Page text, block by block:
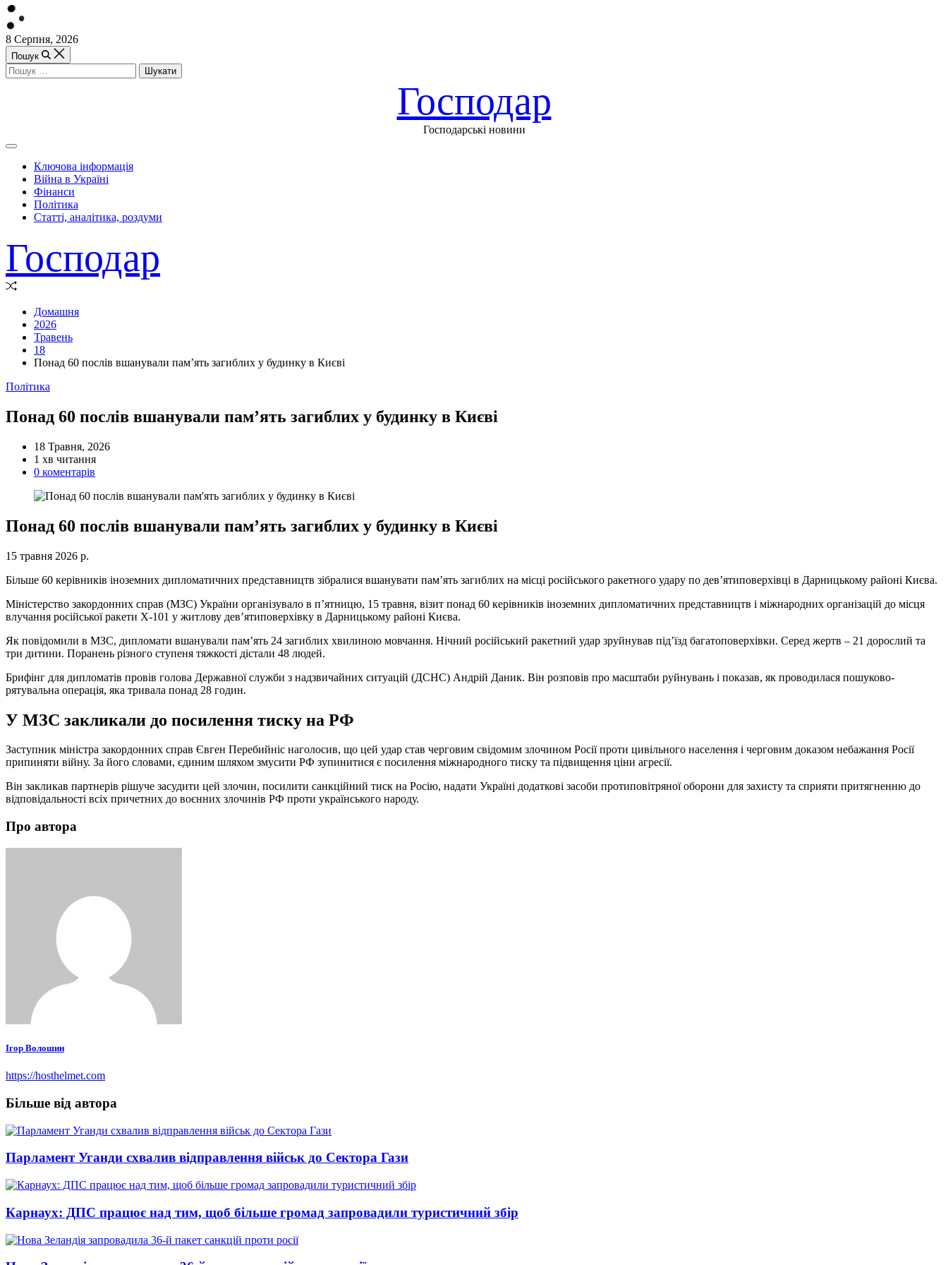
Перейти
до
вмісту
8 Серпня, 2026
Пошук
Пошук:
Господар
Господарські новини
Off
Canvas
(поза
полотном)
Ключова інформація
Війна в Україні
Фінанси
Політика
Статті, аналітика, роздуми
Господар
Випадкова
Домашня
2026
Травень
18
Понад 60 послів вшанували пам’ять загиблих у будинку в Києві
Категорії
Політика
Понад 60 послів вшанували пам’ять загиблих у будинку в Києві
18 Травня, 2026
Орієнтовний
час
1 хв читання
0 коментарів
Понад 60 послів вшанували пам’ять загиблих у будинку в Києві
15 травня 2026 р.
Більше 60 керівників іноземних дипломатичних представництв зібралися вшанувати пам’ять загиблих на місці російського ракетного удару по дев’ятиповерхівці в Дарницькому районі Києва.
Міністерство закордонних справ (МЗС) України організувало в п’ятницю, 15 травня, візит понад 60 керівників іноземних дипломатичних представництв і міжнародних організацій до місця
влучання російської ракети Х-101 у житлову дев’ятиповерхівку в Дарницькому районі Києва.
Як повідомили в МЗС, дипломати вшанували пам’ять 24 загиблих хвилиною мовчання. Нічний російський ракетний удар зруйнував під’їзд багатоповерхівки. Серед жертв – 21 дорослий та
три дитини. Поранень різного ступеня тяжкості дістали 48 людей.
Брифінг для дипломатів провів голова Державної служби з надзвичайних ситуацій (ДСНС) Андрій Даник. Він розповів про масштаби руйнувань і показав, як проводилася пошуково-
рятувальна операція, яка тривала понад 28 годин.
У МЗС закликали до посилення тиску на РФ
Заступник міністра закордонних справ Євген Перебийніс наголосив, що цей удар став черговим свідомим злочином Росії проти цивільного населення і черговим доказом небажання Росії
припиняти війну. За його словами, єдиним шляхом змусити РФ зупинитися є посилення міжнародного тиску та підвищення ціни агресії.
Він закликав партнерів рішуче засудити цей злочин, посилити санкційний тиск на Росію, надати Україні додаткові засоби протиповітряної оборони для захисту та сприяти притягненню до
відповідальності всіх причетних до воєнних злочинів РФ проти українського народу.
Про автора
Ігор Волошин
https://hosthelmet.com
Більше від автора
Парламент Уганди схвалив відправлення військ до Сектора Гази
Карнаух: ДПС працює над тим, щоб більше громад запровадили туристичний збір